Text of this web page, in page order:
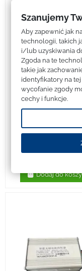
Zawieszenie, elementy
nośne
Kolumna kierownicy
Dodaj do
Szanujemy
Aby zapewnić jak
technologii, takich
i/lub uzyskiwania
Zgoda na te
takie jak
identyfikatory na
wycofanie zgody
cechy i funkcje.